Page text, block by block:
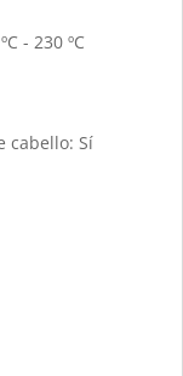
- 230 ºC
cabello: Sí